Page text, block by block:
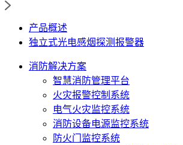
产品概述
独立式光电感烟探测报警器
消防解决方案
智慧消防管理平台
火灾报警控制系统
电气火灾监控系统
消防设备电源监控系统
防火门监控系统